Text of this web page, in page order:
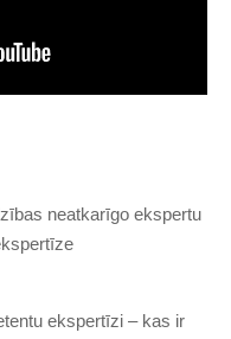
neatkarīgo ekspertu
ekspertīzi – kas ir